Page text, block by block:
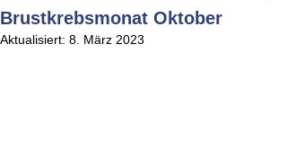
Brustkrebsmonat Oktober
Aktualisiert: 8. März 2023